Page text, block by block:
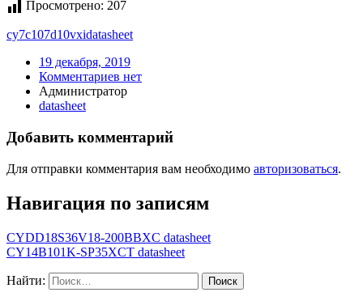
Просмотрено: 207
cy7c107d10vxidatasheet
19 декабря, 2019
Комментариев нет
Администратор
datasheet
Добавить комментарий
Для отправки комментария вам необходимо авторизоваться.
Навигация по записям
CYDD18S36V18-200BBXC datasheet
CY14B101K-SP35XCT datasheet
Найти: